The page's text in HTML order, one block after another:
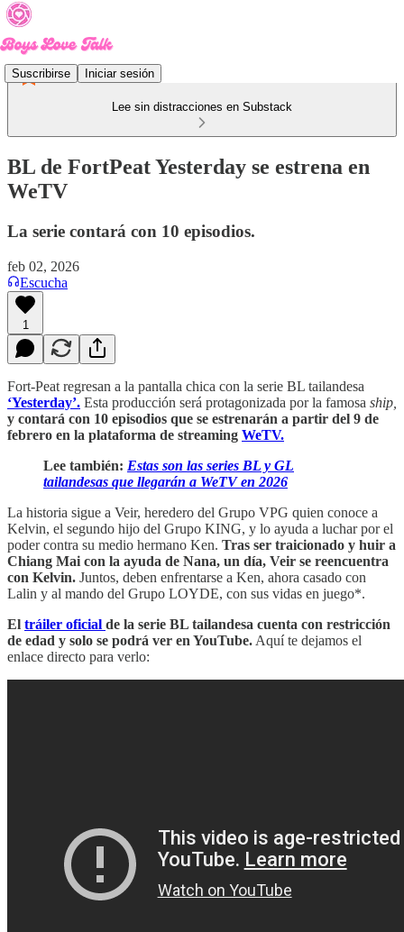
Suscribirse Iniciar sesión
Lee sin distracciones en Substack
BL de FortPeat Yesterday se estrena en
WeTV
La serie contará con 10 episodios.
feb 02, 2026
Escucha
1
Fort-Peat regresan a la pantalla chica con la serie BL tailandesa
‘Yesterday’. Esta producción será protagonizada por la famosa ship,
y contará con 10 episodios que se estrenarán a partir del 9 de
febrero en la plataforma de streaming WeTV.
Lee también: Estas son las series BL y GL
tailandesas que llegarán a WeTV en 2026
La historia sigue a Veir, heredero del Grupo VPG quien conoce a
Kelvin, el segundo hijo del Grupo KING, y lo ayuda a luchar por el
poder contra su medio hermano Ken. Tras ser traicionado y huir a
Chiang Mai con la ayuda de Nana, un día, Veir se reencuentra
con Kelvin. Juntos, deben enfrentarse a Ken, ahora casado con
Lalin y al mando del Grupo LOYDE, con sus vidas en juego*.
El tráiler oficial de la serie BL tailandesa cuenta con restricción
de edad y solo se podrá ver en YouTube. Aquí te dejamos el
enlace directo para verlo: